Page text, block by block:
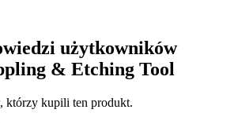
użytkowników
& Etching Tool
którzy kupili ten produkt.